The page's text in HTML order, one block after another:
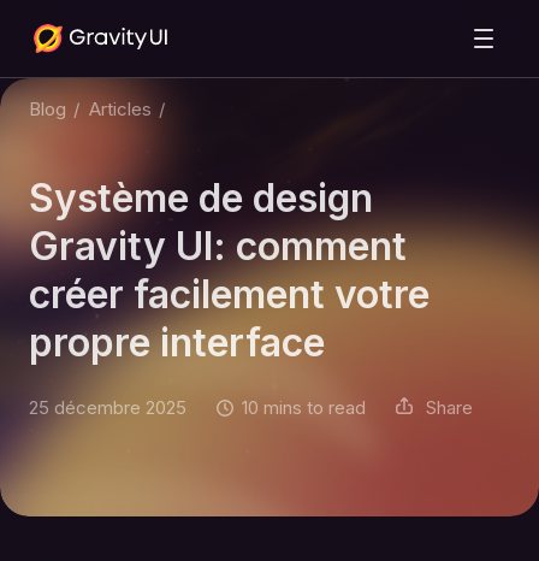
Blog / Articles /
Système de design
Gravity UI: comment
créer facilement votre
propre interface
25 décembre 2025 10 mins to read Share